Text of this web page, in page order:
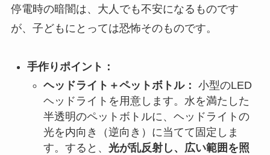
停電時の暗闇は、大人でも不安になるものです
が、子どもにとっては恐怖そのものです。
手作りポイント：
ヘッドライト＋ペットボトル： 小型のLED
ヘッドライトを用意します。水を満たした
半透明のペットボトルに、ヘッドライトの
光を内向き（逆向き）に当てて固定しま
す。すると、 光が乱反射し、広い範囲を照